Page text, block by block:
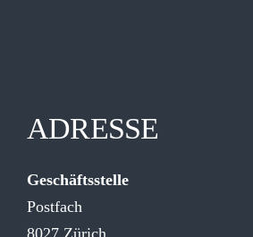
ADRESSE
Geschäftsstelle
Postfach
8027 Zürich